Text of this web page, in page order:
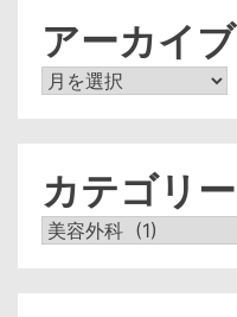
アーカイブ
ア
カテゴリー
カ